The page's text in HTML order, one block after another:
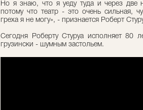
Но я знаю, что я уеду туда и через две
потому что театр - это очень сильная,
греха я не могу», - признается Роберт
Сегодня Роберту Стуруа исполняет 80
грузински - шумным застольем.